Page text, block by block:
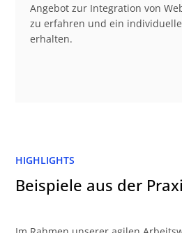
Angebot zur Integration von
zu erfahren und ein
erhalten.
HIGHLIGHTS
Beispiele aus der